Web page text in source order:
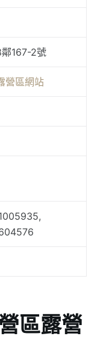
167-2號
營區網站
區露營